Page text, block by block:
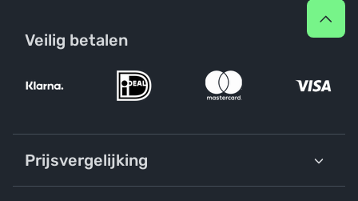
Veilig betalen
Prijsvergelijking